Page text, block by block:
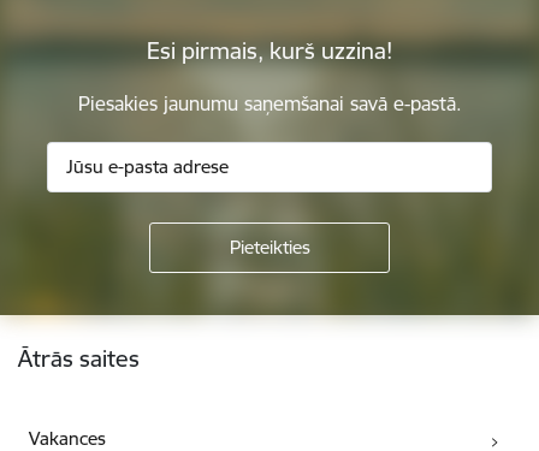
Esi pirmais, kurš uzzina!
Piesakies jaunumu saņemšanai savā e-pastā.
Kājene
Ātrās saites
Vakances